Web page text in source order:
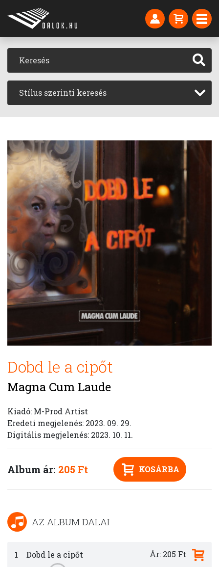
Stílus szerinti keresés
Dobd le a cipőt
Magna Cum Laude
Kiadó: M-Prod Artist
Eredeti megjelenés: 2023. 09. 29.
Digitális megjelenés: 2023. 10. 11.
Album ár: 205 Ft KOSÁRBA
AZ ALBUM DALAI
1 Dobd le a cipőt Ár: 205 Ft